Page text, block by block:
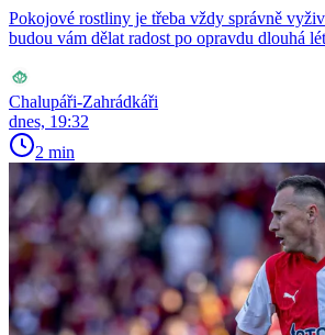
Pokojové rostliny je třeba vždy správně
budou vám dělat radost po opravdu dlouhá
Chalupáři-Zahrádkáři
dnes, 19:32
2 min